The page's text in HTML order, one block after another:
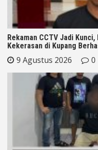
Rekaman CCTV Jadi
Kekerasan di Kupang
9 Agustus 2026 0